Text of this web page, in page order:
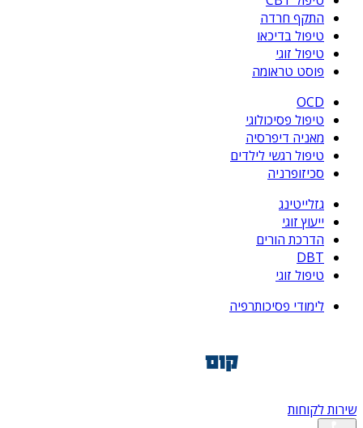
התקף חרדה
טיפול בדיכאו
טיפול זוגי
פוסט טראומה
OCD
טיפול פסיכולוגי
מאניה דיפרסיה
טיפול רגשי לילדים
סכיזופרניה
גזלייטינג
ייעוץ זוגי
הדרכת הורים
DBT
טיפול זוגי
לימודי פסיכותרפיה
שירות לקוחות